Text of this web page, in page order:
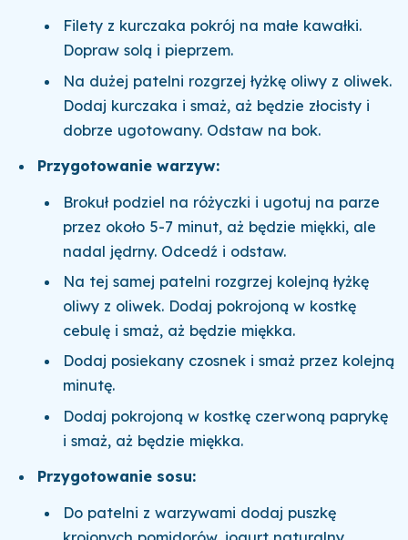
Filety z kurczaka pokrój na małe kawałki.
Dopraw solą i pieprzem.
Na dużej patelni rozgrzej łyżkę oliwy z oliwek.
Dodaj kurczaka i smaż, aż będzie złocisty i
dobrze ugotowany. Odstaw na bok.
Przygotowanie warzyw:
Brokuł podziel na różyczki i ugotuj na parze
przez około 5-7 minut, aż będzie miękki, ale
nadal jędrny. Odcedź i odstaw.
Na tej samej patelni rozgrzej kolejną łyżkę
oliwy z oliwek. Dodaj pokrojoną w kostkę
cebulę i smaż, aż będzie miękka.
Dodaj posiekany czosnek i smaż przez kolejną
minutę.
Dodaj pokrojoną w kostkę czerwoną paprykę
i smaż, aż będzie miękka.
Przygotowanie sosu:
Do patelni z warzywami dodaj puszkę